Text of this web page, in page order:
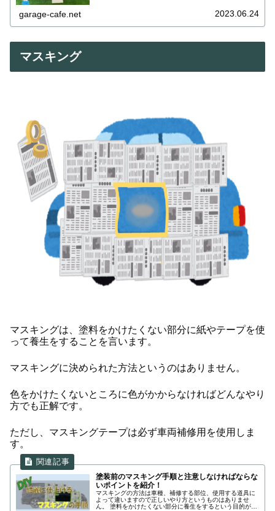
カラーではペーパー目が出やすいので注意が必要です。
garage-cafe.net 2023.06.24
マスキング
マスキングは、塗料をかけたくない部分に紙やテープを使
って養生をすることを言います。
マスキングに決められた方法というのはありません。
色をかけたくないところに色がかからなければどんなやり
方でも正解です。
ただし、マスキングテープは必ず車両補修用を使用しま
す。
塗装前のマスキング手順と注意しなければならな
いポイントを紹介！
マスキングの方法は車種、補修する部位、使用する道具に
よって違いますので正しいやり方というものはありませ
ん。 塗料をかけたくない部分に養生をするという目的が達